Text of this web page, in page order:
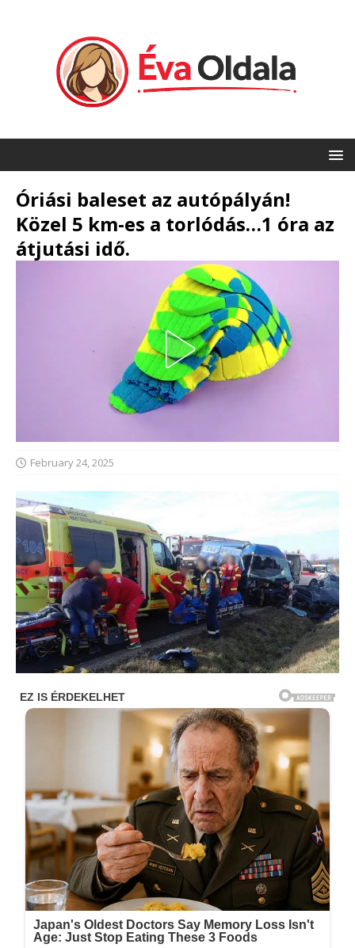
Óriási baleset az autópályán!
Közel 5 km-es a torlódás…1 óra az
átjutási idő.
February 24, 2025